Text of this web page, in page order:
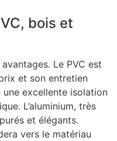
bois et
Le PVC est
et son entretien
excellente isolation
L’aluminium, très
et élégants.
vers le matériau